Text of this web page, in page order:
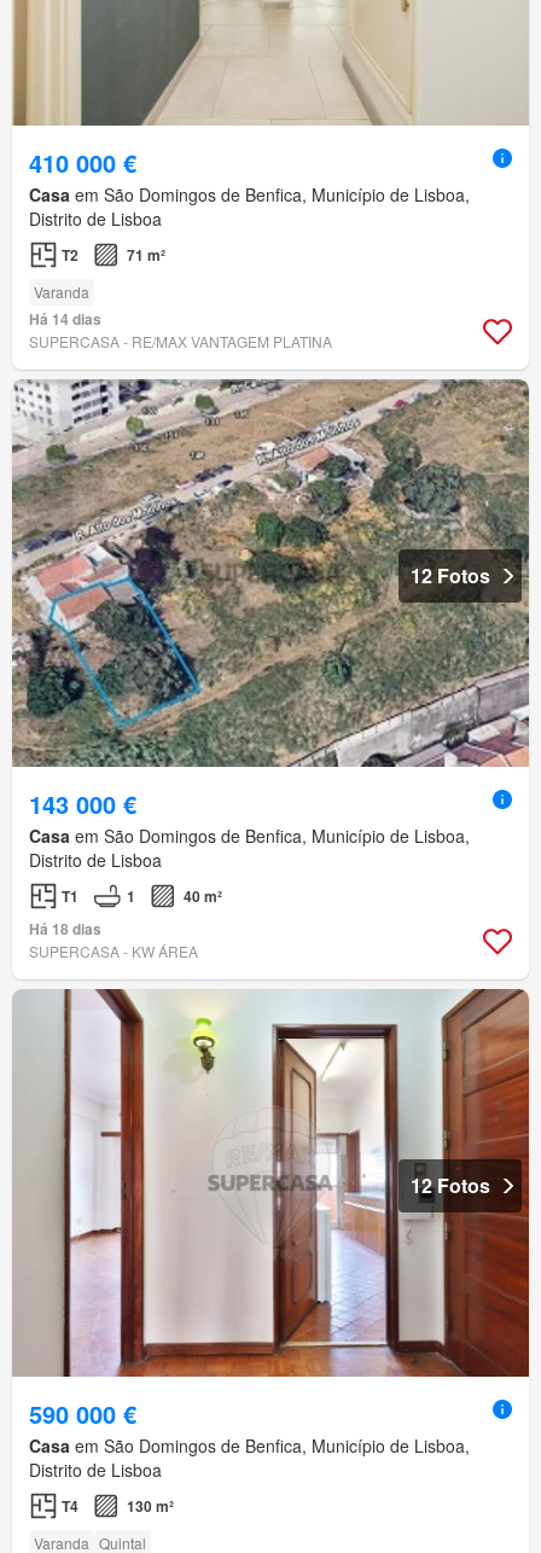
410 000 €
Casa em São Domingos de Benfica, Município de Lisboa,
Distrito de Lisboa
T2 71 m²
Varanda
Há 14 dias
SUPERCASA - RE/MAX VANTAGEM PLATINA
12 Fotos
143 000 €
Casa em São Domingos de Benfica, Município de Lisboa,
Distrito de Lisboa
T1 1
40 m²
Há 18 dias
SUPERCASA - KW ÁREA
12 Fotos
590 000 €
Casa em São Domingos de Benfica, Município de Lisboa,
Distrito de Lisboa
T4 130 m²
Varanda Quintal